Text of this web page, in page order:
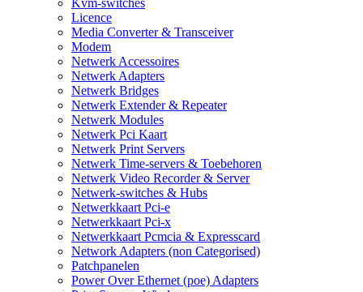
Kvm-switches
Licence
Media Converter & Transceiver
Modem
Netwerk Accessoires
Netwerk Adapters
Netwerk Bridges
Netwerk Extender & Repeater
Netwerk Modules
Netwerk Pci Kaart
Netwerk Print Servers
Netwerk Time-servers & Toebehoren
Netwerk Video Recorder & Server
Netwerk-switches & Hubs
Netwerkkaart Pci-e
Netwerkkaart Pci-x
Netwerkkaart Pcmcia & Expresscard
Network Adapters (non Categorised)
Patchpanelen
Power Over Ethernet (poe) Adapters